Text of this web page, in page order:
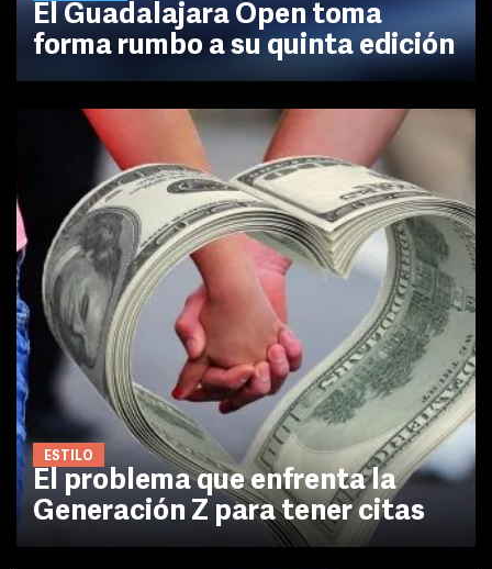
El Guadalajara Open toma
forma rumbo a su quinta edición
ESTILO
El problema que enfrenta la
Generación Z para tener citas